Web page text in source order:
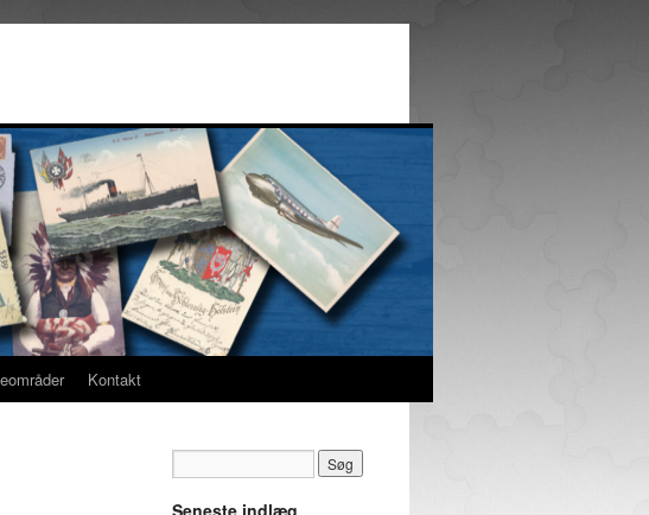
Kontakt
Seneste indlæg